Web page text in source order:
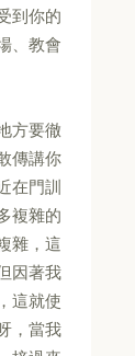
到你的
、教會
方要徹
傳講你
在門訓
複雜的
雜，這
因著我
這就使
，當我